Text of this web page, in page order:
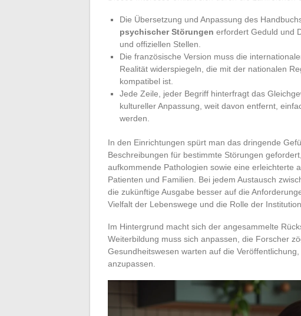
Die Übersetzung und Anpassung des
psychischer Störungen erfordert Geduld und
und offiziellen Stellen.
Die französische Version muss die
Realität widerspiegeln, die mit der nationalen
kompatibel ist.
Jede Zeile, jeder Begriff hinterfragt das
kultureller Anpassung, weit davon entfernt,
werden.
In den Einrichtungen spürt man das dringende
Beschreibungen für bestimmte Störungen
aufkommende Pathologien sowie eine erleichterte
Patienten und Familien. Bei jedem Austausch
die zukünftige Ausgabe besser auf die
Vielfalt der Lebenswege und die Rolle der
Im Hintergrund macht sich der angesammelte
Weiterbildung muss sich anpassen, die Forscher
Gesundheitswesen warten auf die
anzupassen.